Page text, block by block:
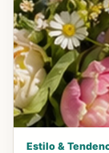
Estilo &